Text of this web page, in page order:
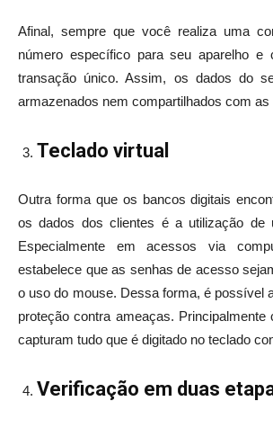
Afinal, sempre que você realiza uma
número específico para seu aparelho e
transação único. Assim, os dados do
armazenados nem compartilhados com as
Teclado virtual
Outra forma que os bancos digitais
os dados dos clientes é a utilização de
Especialmente em acessos via
estabelece que as senhas de acesso
o uso do mouse. Dessa forma, é possível
proteção contra ameaças. Principalmente
capturam tudo que é digitado no teclado
Verificação em duas